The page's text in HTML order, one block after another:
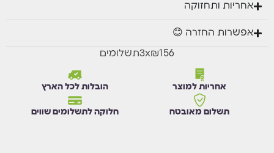
אחריות ותחזוקה
אפשרות החזרה 😊
₪156
x
3תשלומים
אחריות למוצר הובלות לכל הארץ
תשלום מאובטח חלוקה לתשלומים שווים